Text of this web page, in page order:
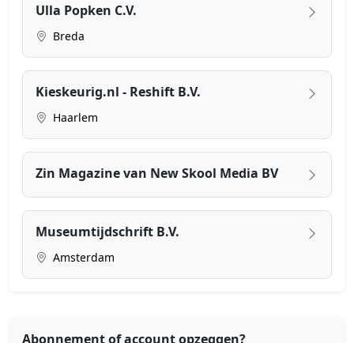
Ulla Popken C.V.
Breda
Kieskeurig.nl - Reshift B.V.
Haarlem
Zin Magazine van New Skool Media BV
Museumtijdschrift B.V.
Amsterdam
Abonnement of account opzeggen?